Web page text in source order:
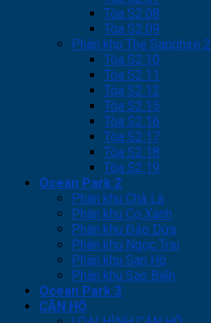
Tòa S2.08
Tòa S2.09
Phân khu The Sapphire 2
Tòa S2.10
Tòa S2.11
Tòa S2.12
Tòa S2.15
Tòa S2.16
Tòa S2.17
Tòa S2.18
Tòa S2.19
Ocean Park 2
Phân khu Chà Là
Phân khu Cọ Xanh
Phân khu Đảo Dừa
Phân khu Ngọc Trai
Phân khu San Hô
Phân khu Sao Biển
Ocean Park 3
CĂN HỘ